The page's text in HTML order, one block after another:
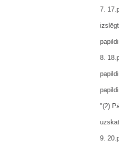
7.
8.
"(2)
9.